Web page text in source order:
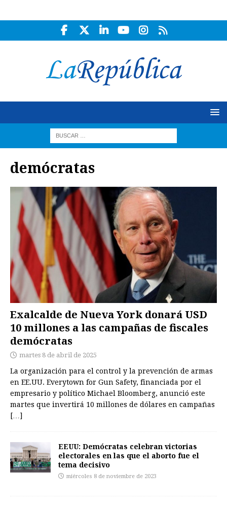
demócratas
Exalcalde de Nueva York donará USD
10 millones a las campañas de fiscales
demócratas
martes 8 de abril de 2025
La organización para el control y la prevención de armas
en EE.UU. Everytown for Gun Safety, financiada por el
empresario y político Michael Bloomberg, anunció este
martes que invertirá 10 millones de dólares en campañas
[…]
EEUU: Demócratas celebran victorias
electorales en las que el aborto fue el
tema decisivo
miércoles 8 de noviembre de 2023